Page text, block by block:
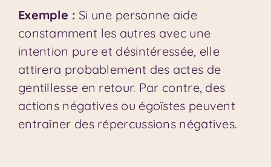
Exemple : Si une personne aide
constamment les autres avec une
intention pure et désintéressée, elle
attirera probablement des actes de
gentillesse en retour. Par contre, des
actions négatives ou égoïstes peuvent
entraîner des répercussions négatives.